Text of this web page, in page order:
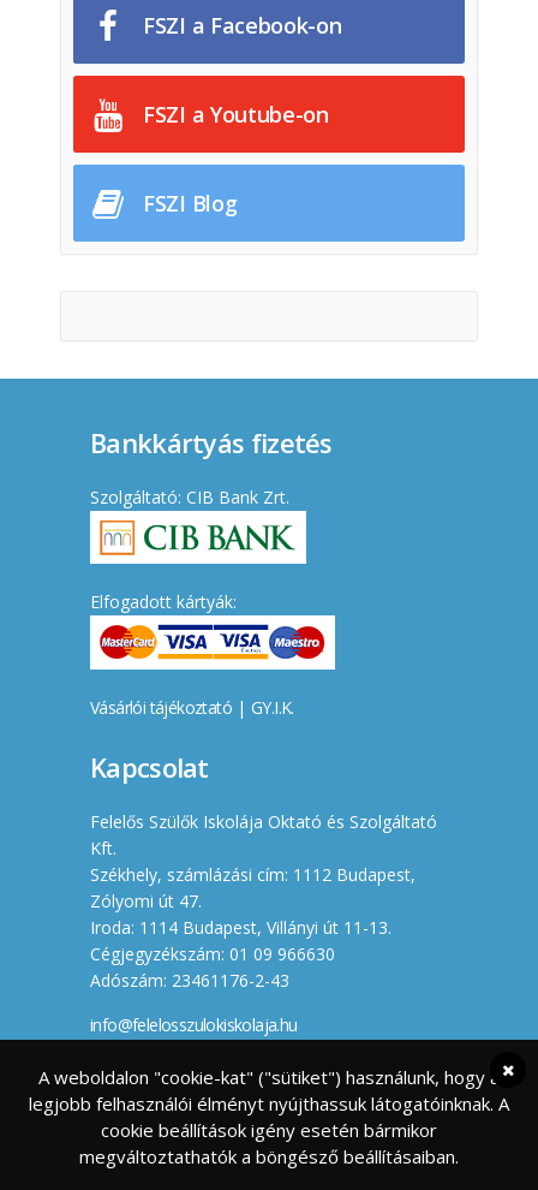
FSZI a Facebook-on
FSZI a Youtube-on
FSZI Blog
Bankkártyás fizetés
Szolgáltató: CIB Bank Zrt.
Elfogadott kártyák:
Vásárlói tájékoztató | GY.I.K.
Kapcsolat
Felelős Szülők Iskolája Oktató és Szolgáltató
Kft.
Székhely, számlázási cím: 1112 Budapest,
Zólyomi út 47.
Iroda: 1114 Budapest, Villányi út 11-13.
Cégjegyzékszám: 01 09 966630
Adószám: 23461176-2-43
info@felelosszulokiskolaja.hu
Készítette
A weboldalon "cookie-kat" ("sütiket") használunk, hogy a
legjobb felhasználói élményt nyújthassuk látogatóinknak. A
cookie beállítások igény esetén bármikor
megváltoztathatók a böngésző beállításaiban.